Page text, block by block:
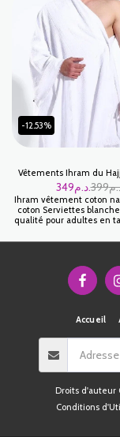
-12.53%
Vêtements Ihram du
399
349 د.م.
Ihram vêtement coton
coton Serviettes blanches de haute
qualité pour adultes en
Serviettes non cousues
من 2 قطعة مناشف بيضاء عالية الجودة
Accueil
Droits d'auteur
Conditions